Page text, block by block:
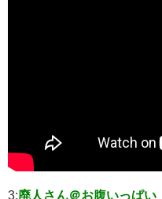
3:廃人さん＠お腹いっぱい